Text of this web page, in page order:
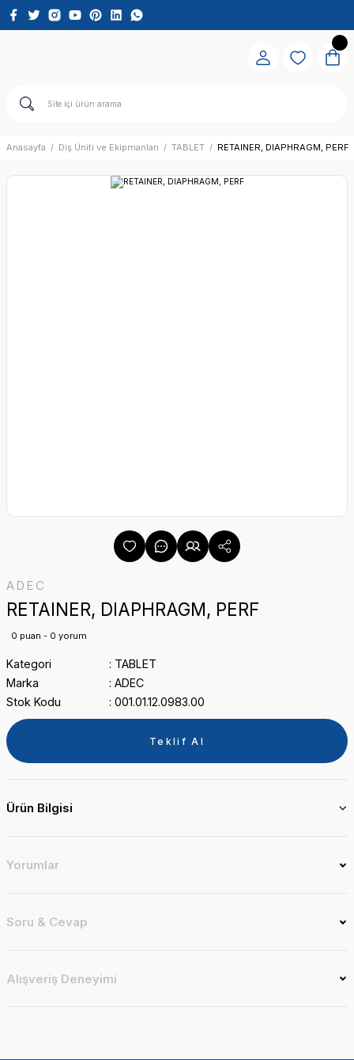
Anasayfa Diş Üniti ve Ekipmanları TABLET RETAINER, DIAPHRAGM, PERF
ADEC
RETAINER, DIAPHRAGM, PERF
0 puan - 0 yorum
Kategori
TABLET
Marka
ADEC
Stok Kodu
001.01.12.0983.00
Teklif Al
Ürün Bilgisi
Yorumlar
Soru & Cevap
Alışveriş Deneyimi